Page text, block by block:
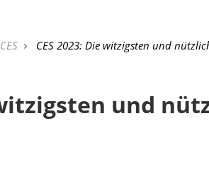
CES CES 2023: Die witzigsten und
und